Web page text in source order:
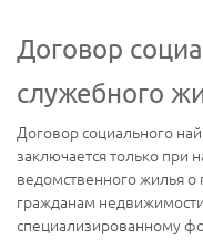
Договор
служебного
Договор социального
заключается только при
ведомственного жилья
гражданам
специализированному